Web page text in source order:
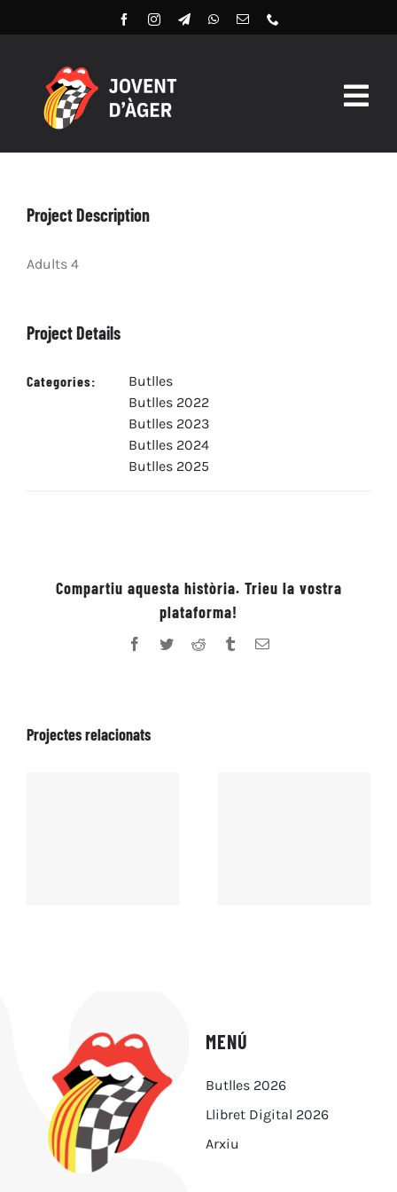
to
Llibret Digital 2026
Arxiu
Project Description
Adults 4
Project Details
Categories:
Butlles
Butlles 2022
Butlles 2023
Butlles 2024
Butlles 2025
Compartiu aquesta història. Trieu la vostra
plataforma!
Facebook
TwitterReddit TumblrEmail:
Projectes relacionats
MENÚ
Butlles 2026
Llibret Digital 2026
Arxiu